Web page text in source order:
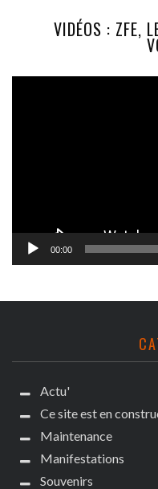
VIDÉOS : ZFE,
00:00
Actu'
Ce site est en
Maintenance
Manifestations
Souvenirs